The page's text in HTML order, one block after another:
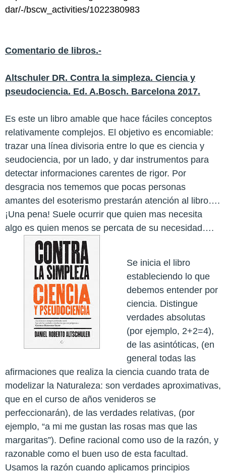
dar/-/bscw_activities/1022380983
Comentario de libros.-
Altschuler DR. Contra la simpleza. Ciencia y
pseudociencia. Ed. A.Bosch. Barcelona 2017.
Es este un libro amable que hace fáciles conceptos
relativamente complejos. El objetivo es encomiable:
trazar una línea divisoria entre lo que es ciencia y
seudociencia, por un lado, y dar instrumentos para
detectar informaciones carentes de rigor. Por
desgracia nos tememos que pocas personas
amantes del esoterismo prestarán atención al libro….
¡Una pena! Suele ocurrir que quien mas necesita
algo es quien menos se percata de su necesidad….
Se inicia el libro
estableciendo lo que
debemos entender por
ciencia. Distingue
verdades absolutas
(por ejemplo, 2+2=4),
de las asintóticas, (en
general todas las
afirmaciones que realiza la ciencia cuando trata de
modelizar la Naturaleza: son verdades aproximativas,
que en el curso de años venideros se
perfeccionarán), de las verdades relativas, (por
ejemplo, “a mi me gustan las rosas mas que las
margaritas”). Define racional como uso de la razón, y
razonable como el buen uso de esta facultad.
Usamos la razón cuando aplicamos principios